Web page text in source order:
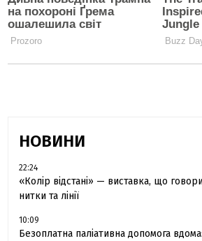
НОВИНИ
22:24
«Колір відстані» — виставка, що
нитки та лінії
10:09
Безоплатна паліативна допомога